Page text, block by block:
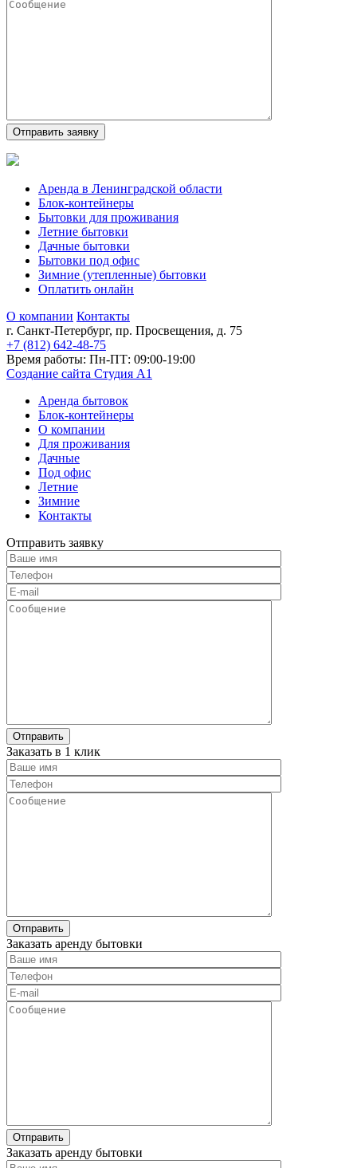
Аренда в Ленинградской области
Блок-контейнеры
Бытовки для проживания
Летние бытовки
Дачные бытовки
Бытовки под офис
Зимние (утепленные) бытовки
Оплатить онлайн
О компании Контакты
г. Санкт-Петербург, пр. Просвещения, д. 75
+7 (812) 642-48-75
Время работы: Пн-ПТ: 09:00-19:00
Создание сайта Студия А1
Аренда бытовок
Блок-контейнеры
О компании
Для проживания
Дачные
Под офис
Летние
Зимние
Контакты
Отправить заявку
Заказать в 1 клик
Заказать аренду бытовки
Заказать аренду бытовки